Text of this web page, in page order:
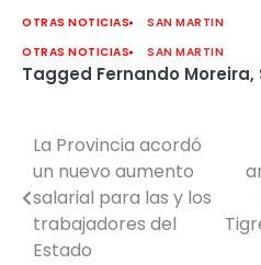
OTRAS NOTICIAS
SAN MARTIN
OTRAS NOTICIAS
SAN MARTIN
Tagged Fernando Moreira,
Navegación
de
entradas
La Provincia acordó
un nuevo aumento
salarial para las y los
trabajadores del
Estado